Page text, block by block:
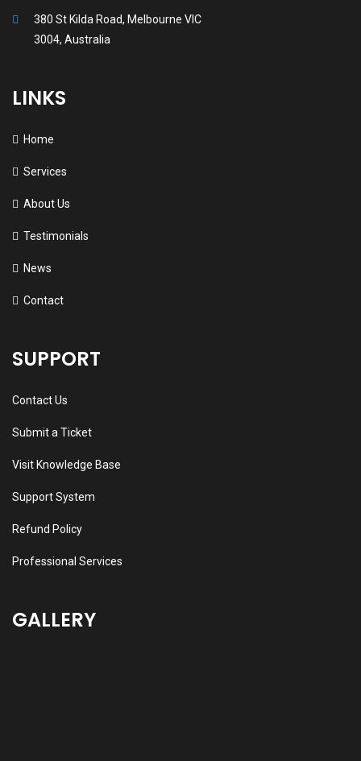
380 St Kilda Road, Melbourne VIC
3004, Australia
LINKS
Home
Services
About Us
Testimonials
News
Contact
SUPPORT
Contact Us
Submit a Ticket
Visit Knowledge Base
Support System
Refund Policy
Professional Services
GALLERY